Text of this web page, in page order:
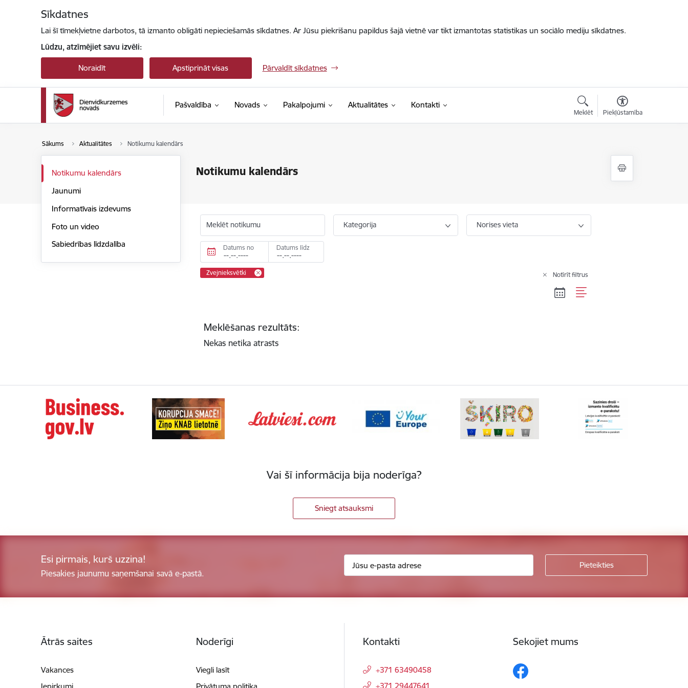
Sīkdatnes
Lai šī tīmekļvietne darbotos, tā izmanto obligāti nepieciešamās sīkdatnes. Ar Jūsu piekrišanu papildus šajā vietnē var tikt izmantotas statistikas un sociālo mediju sīkdatnes.
Lūdzu, atzīmējiet savu izvēli:
Noraidīt Apstiprināt visas Pārvaldīt sīkdatnes
Pašvaldība Novads Pakalpojumi Aktualitātes Kontakti
Meklēt Piekļūstamība
Sākums Aktualitātes Notikumu kalendārs
Notikumu kalendārs
Notikumu kalendārs
Jaunumi
Informatīvais izdevums
Foto un video
Sabiedrības līdzdalība
Meklēt notikumu Kategorija Norises vieta
Datums no Datums līdz
Zvejnieksvētki Notīrīt filtrus
Meklēšanas rezultāts:
Nekas netika atrasts
Vai šī informācija bija noderīga?
Sniegt atsauksmi
Esi pirmais, kurš uzzina!
Piesakies jaunumu saņemšanai savā e-pastā.
Ātrās saites
Vakances
Noderīgi
Viegli lasīt
Kontakti
+371 63490458
+371 29447641
Sekojiet mums